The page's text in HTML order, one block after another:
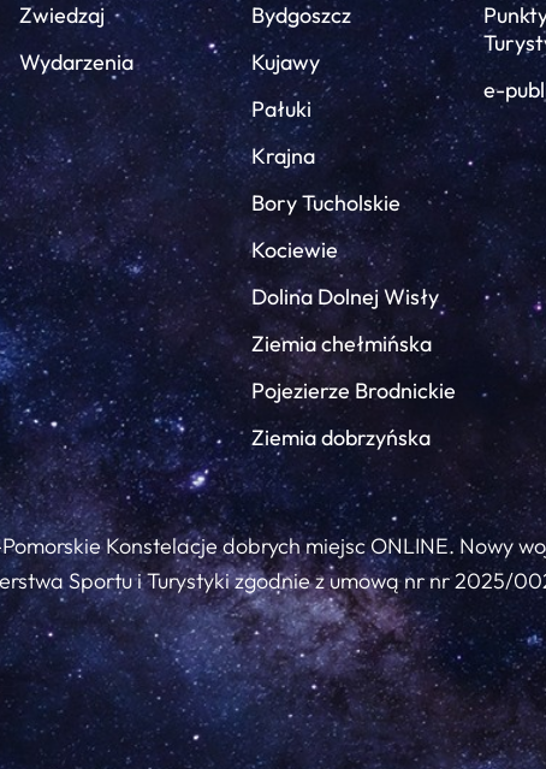
Zwiedzaj
Wydarzenia
Bydgoszcz
Kujawy
Pałuki
Krajna
Bory Tucholskie
Kociewie
Dolina Dolnej Wisły
Ziemia chełmińska
Pojezierze Brodnickie
Ziemia dobrzyńska
e-
Konstelacje dobrych miejsc ONLINE. Nowy
Sportu i Turystyki zgodnie z umową nr nr 2025/